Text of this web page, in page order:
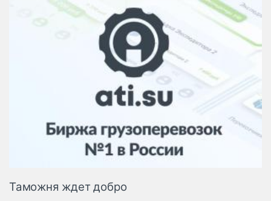
терминалы
Коммерческий
транспорт
Спецтехника
Автосервис,
запчасти, шины
автохимия
Таможня ждет добро